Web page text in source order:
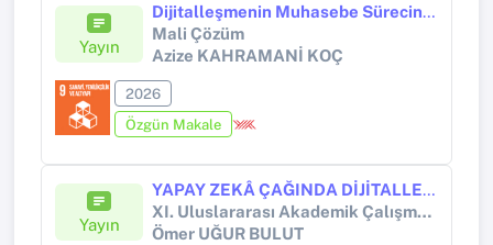
Yayın
Dijitalleşmenin Muhasebe Sürecine ve Mesleğine Etkisi: Kars, Iğdır ve Ardahan İllerindeki Meslek Mensupları Üzerine Bir Araştırma
Mali Çözüm
Azize KAHRAMANİ KOÇ
2026
Özgün Makale
Yayın
YAPAY ZEKÂ ÇAĞINDA DİJİTALLEŞME VE EKONOMİK BELİRSİZLİK: TÜRKİYE’DE DOĞRUSAL OLMAYAN ETKİLER, KURUMSAL YAPI VE İNSAN FAKTÖRÜ
XI. Uluslararası Akademik Çalışmalar Kongresi
Ömer UĞUR BULUT